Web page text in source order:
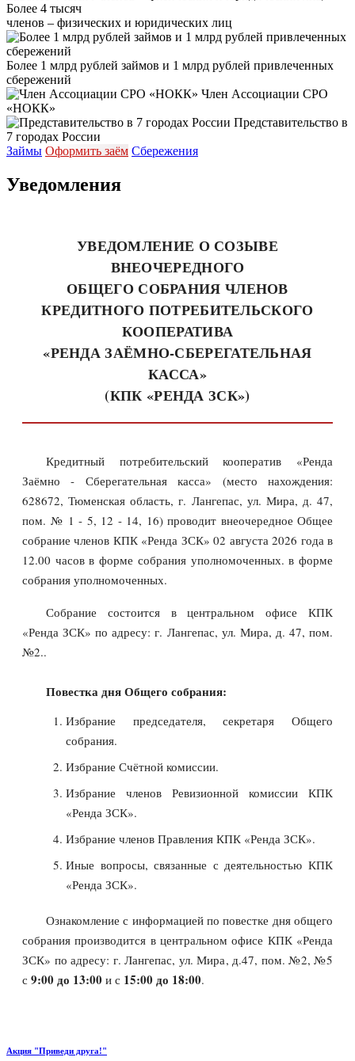
Более 4 тысяч
членов – физических и юридических лиц
Более 1 млрд рублей займов и 1 млрд рублей привлеченных
сбережений
Член Ассоциации СРО
«НОКК»
Представительство в
7 городах России
Займы Оформить заём Сбережения
Уведомления
УВЕДОМЛЕНИЕ О СОЗЫВЕ
ВНЕОЧЕРЕДНОГО
ОБЩЕГО СОБРАНИЯ ЧЛЕНОВ
КРЕДИТНОГО ПОТРЕБИТЕЛЬСКОГО
КООПЕРАТИВА
«РЕНДА ЗАЁМНО-СБЕРЕГАТЕЛЬНАЯ
КАССА»
(КПК «РЕНДА ЗСК»)
Кредитный потребительский кооператив «Ренда
Заёмно - Сберегательная касса» (место нахождения:
628672, Тюменская область, г. Лангепас, ул. Мира, д. 47,
пом. № 1 - 5, 12 - 14, 16) проводит внеочередное Общее
собрание членов КПК «Ренда ЗСК» 02 августа 2026 года в
12.00 часов в форме собрания уполномоченных. в форме
собрания уполномоченных.
Собрание состоится в центральном офисе КПК
«Ренда ЗСК» по адресу: г. Лангепас, ул. Мира, д. 47, пом.
№2..
Повестка дня Общего собрания:
Избрание председателя, секретаря Общего
собрания.
Избрание Счётной комиссии.
Избрание членов Ревизионной комиссии КПК
«Ренда ЗСК».
Избрание членов Правления КПК «Ренда ЗСК».
Иные вопросы, связанные с деятельностью КПК
«Ренда ЗСК».
Ознакомление с информацией по повестке дня общего
собрания производится в центральном офисе КПК «Ренда
ЗСК» по адресу: г. Лангепас, ул. Мира, д.47, пом. №2, №5
с 9:00 до 13:00 и с 15:00 до 18:00.
Акция "Приведи друга!"